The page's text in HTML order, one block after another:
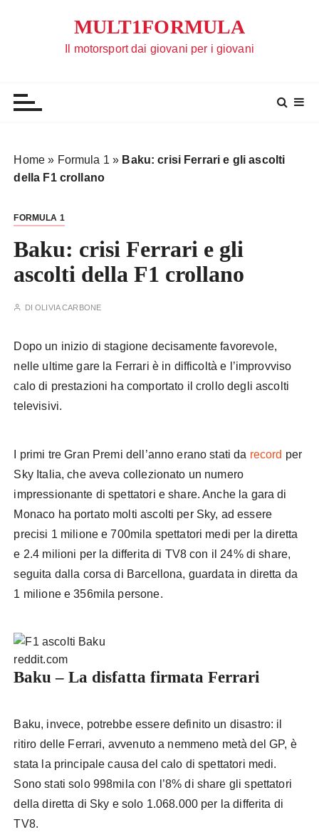
MULT1FORMULA
Il motorsport dai giovani per i giovani
Home » Formula 1 » Baku: crisi Ferrari e gli ascolti
della F1 crollano
FORMULA 1
Baku: crisi Ferrari e gli
ascolti della F1 crollano
DIOLIVIA CARBONE
Dopo un inizio di stagione decisamente favorevole,
nelle ultime gare la Ferrari è in difficoltà e l’improvviso
calo di prestazioni ha comportato il crollo degli ascolti
televisivi.
I primi tre Gran Premi dell’anno erano stati da record per
Sky Italia, che aveva collezionato un numero
impressionante di spettatori e share. Anche la gara di
Monaco ha portato molti ascolti per Sky, ad essere
precisi 1 milione e 700mila spettatori medi per la diretta
e 2.4 milioni per la differita di TV8 con il 24% di share,
seguita dalla corsa di Barcellona, guardata in diretta da
1 milione e 356mila persone.
reddit.com
Baku – La disfatta firmata Ferrari
Baku, invece, potrebbe essere definito un disastro: il
ritiro delle Ferrari, avvenuto a nemmeno metà del GP, è
stata la principale causa del calo di spettatori medi.
Sono stati solo 998mila con l’8% di share gli spettatori
della diretta di Sky e solo 1.068.000 per la differita di
TV8.